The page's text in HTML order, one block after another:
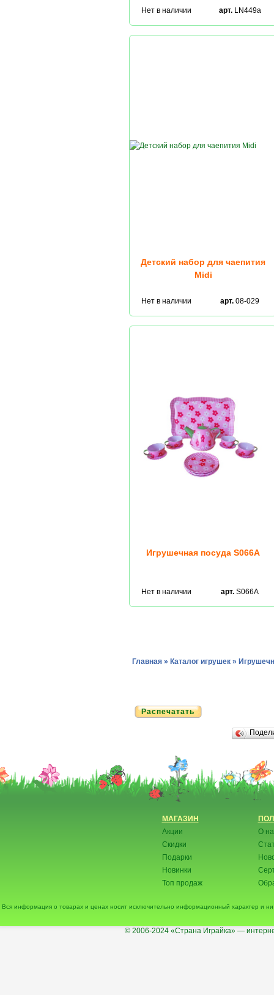
Нет в наличии арт.LN449a
Детский набор для чаепития
Midi
Нет в наличии арт. 08-029
Игрушечная посуда S066A
Нет в наличии арт. S066A
Главная » Каталог игрушек »
Распечатать
МАГАЗИН
Акции
Скидки
Подарки
Новинки
Топ продаж
О
Вся информация о товарах и ценах носит исключительно информационный характер и
© 2006-2024«Страна Играйка» —